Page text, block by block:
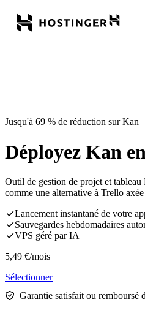
Jusqu'à 69 % de réduction sur Kan
Déployez Kan
Outil de gestion de projet et
comme une alternative à Trello
Lancement instantané de votre
Sauvegardes hebdomadaires
VPS géré par IA
5,49 €/mois
Sélectionner
Garantie satisfait ou remboursé